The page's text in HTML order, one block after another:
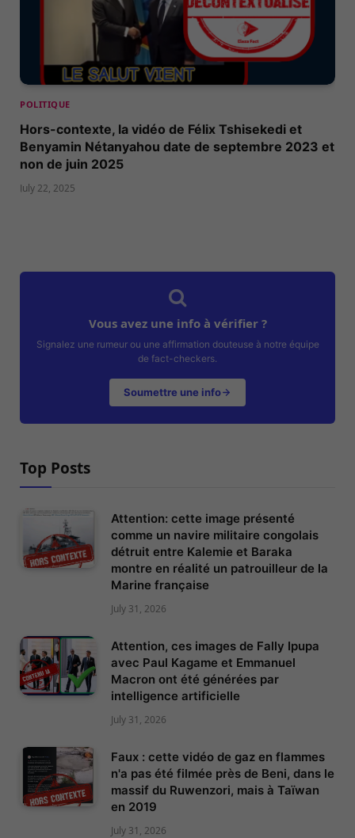
POLITIQUE
Hors-contexte, la vidéo de Félix Tshisekedi et
Benyamin Nétanyahou date de septembre 2023 et
non de juin 2025
July 22, 2025
Vous avez une info à vérifier ?
Signalez une rumeur ou une affirmation douteuse à notre équipe
de fact-checkers.
Soumettre une info
Top Posts
Attention: cette image présenté
comme un navire militaire congolais
détruit entre Kalemie et Baraka
montre en réalité un patrouilleur de la
Marine française
July 31, 2026
Attention, ces images de Fally Ipupa
avec Paul Kagame et Emmanuel
Macron ont été générées par
intelligence artificielle
July 31, 2026
Faux : cette vidéo de gaz en flammes
n'a pas été filmée près de Beni, dans le
massif du Ruwenzori, mais à Taïwan
en 2019
July 31, 2026